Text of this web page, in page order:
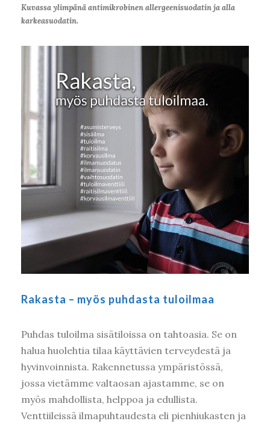
Kuvassa ylimpänä antimikrobinen allergeenisuodatin ja alla
karkeasuodatin.
Rakasta – myös puhdasta tuloilmaa
Puhdas tuloilma sisätiloissa on tahtoasia. Se on
halua huolehtia tilaa käyttävien terveydestä ja
hyvinvoinnista. Rakennetussa ympäristössä,
jossa vietämme valtaosan ajastamme, se on
myös mahdollista, helppoa ja edullista.
Venttiileissä ilmapuhtaudesta eli pienhiukasten ja